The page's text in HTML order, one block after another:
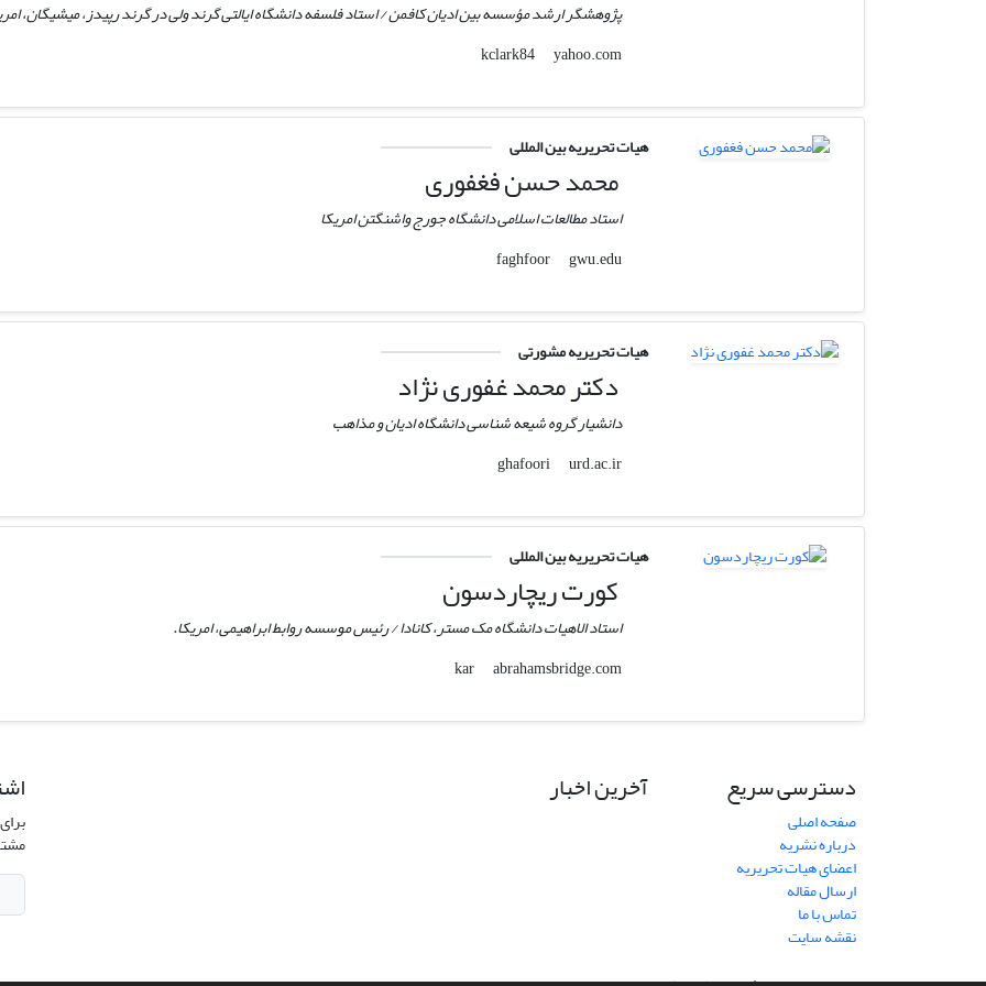
پژوهشگر ارشد مؤسسه بین ادیان کافمن / استاد فلسفه دانشگاه ایالتی گرند ولی در گرند رپیدز، میشیگان،
yahoo.com
هیات تحریریه بین المللی
محمد حسن فغفوری
استاد مطالعات اسلامی دانشگاه جورج واشنگتن امریکا
gwu.edu
هیات تحریریه مشورتی
دکتر محمد غفوری نژاد
دانشیار گروه شیعه شناسی دانشگاه ادیان و مذاهب
urd.ac.ir
هیات تحریریه بین المللی
کورت ریچاردسون
استاد الاهیات دانشگاه مک مستر، کانادا / رئیس موسسه روابط ابراهیمی، امریکا.
abrahamsbridge.com
دسترسی سریع
صفحه اصلی
درباره نشریه
اعضای هیات تحریریه
ارسال مقاله
تماس با ما
نقشه سایت
آخرین اخبار